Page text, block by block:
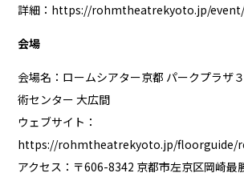
詳細： https://rohmtheatrekyoto.jp/
会場
会場名：ロームシアター京都 パークプラザ
術センター 大広間
ウェブサイト：
https://rohmtheatrekyoto.jp/floorguide/
アクセス：〒606-8342 京都市左京区岡崎最